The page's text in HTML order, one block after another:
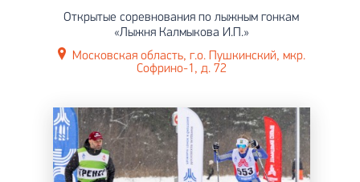
Открытые соревнования по лыжным гонкам
«Лыжня Калмыкова И.П.»
Московская область, г.о. Пушкинский, мкр.
Софрино-1, д. 72